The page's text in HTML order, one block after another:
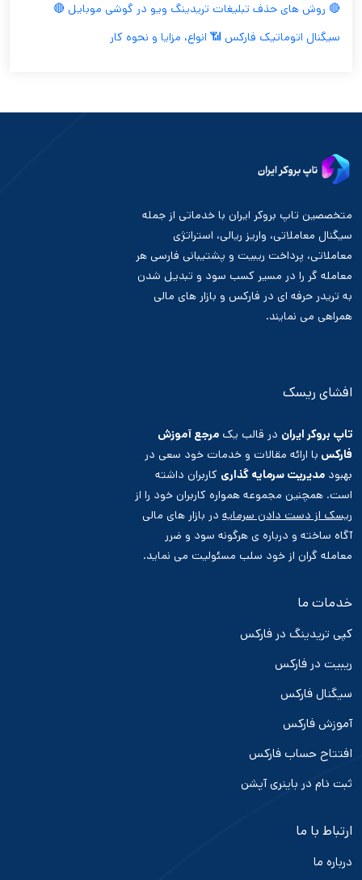
🔴 روش های حذف تبلیغات تریدینگ ویو در گوشی موبایل 🔴
سیگنال اتوماتیک فارکس 📶 انواع، مزایا و نحوه کار
متخصصین تاپ بروکر ایران با خدماتی از جمله
سیگنال معاملاتی، واریز ریالی، استراتژی
معاملاتی، پرداخت ریبیت و پشتیبانی فارسی هر
معامله گر را در مسیر کسب سود و تبدیل شدن
به تریدر حرفه ای در فارکس و بازار های مالی
همراهی می نمایند.
افشای ریسک
تاپ بروکر ایران در قالب یک مرجع آموزش
فارکس با ارائه مقالات و خدمات خود سعی در
بهبود مدیریت سرمایه گذاری کاربران داشته
است. همچنین مجموعه همواره کاربران خود را از
ریسک از دست دادن سرمایه در بازار های مالی
آگاه ساخته و درباره ی هرگونه سود و ضرر
معامله گران از خود سلب مسئولیت می نماید.
خدمات ما
کپی تریدینگ در فارکس
ریبیت در فارکس
سیگنال فارکس
آموزش فارکس
افتتاح حساب فارکس
ثبت نام در باینری آپشن
ارتباط با ما
درباره ما